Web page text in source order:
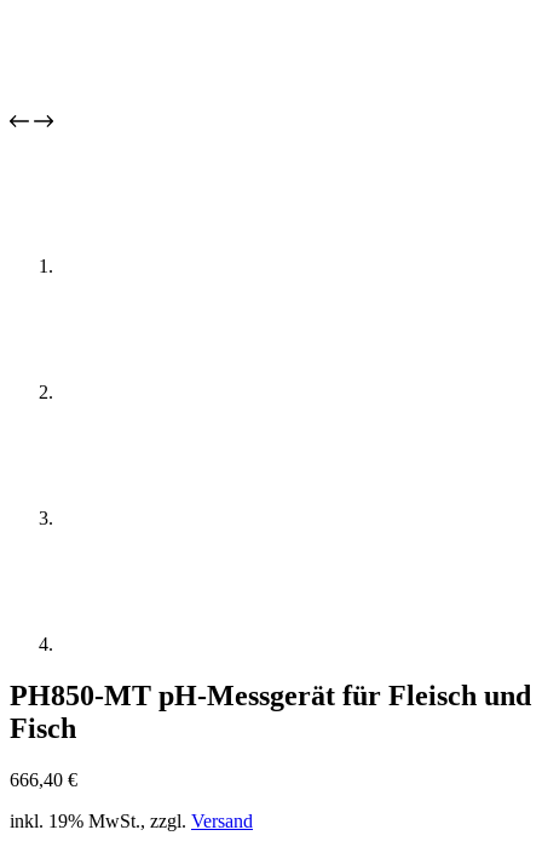
PH850-MT pH-Messgerät für Fleisch und
Fisch
666,40 €
inkl. 19% MwSt., zzgl. Versand